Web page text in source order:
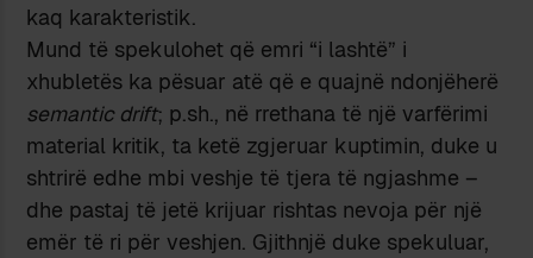
kaq karakteristik.
Mund të spekulohet që emri “i lashtë” i
xhubletës ka pësuar atë që e quajnë ndonjëherë
semantic drift; p.sh., në rrethana të një varfërimi
material kritik, ta ketë zgjeruar kuptimin, duke u
shtrirë edhe mbi veshje të tjera të ngjashme –
dhe pastaj të jetë krijuar rishtas nevoja për një
emër të ri për veshjen. Gjithnjë duke spekuluar,